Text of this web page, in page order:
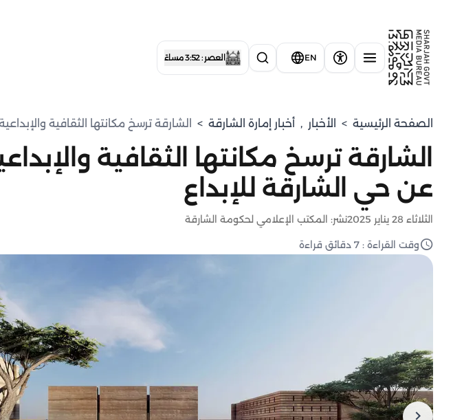
EN العصر : 3:52 مساءً
الصفحة الرئيسية > الأخبار , أخبار إمارة الشارقة > الشارقة ترسخ مكانتها الثقافية
الشارقة ترسخ مكانتها الثقافية
عن حي الشارقة للإبداع
الثلاثاء 28 يناير 2025 نشر: المكتب الإعلامي لحكومة الشارقة
وقت القراءة : 7 دقائق قراءة